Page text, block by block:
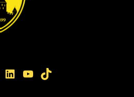
LinkedIn YouTube TikTok